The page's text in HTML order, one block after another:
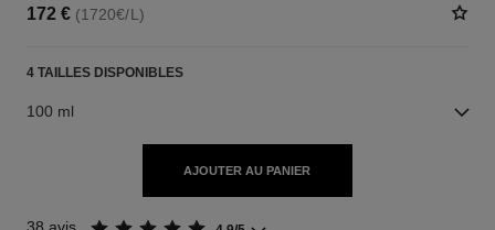
172 € (1720€/L)
4 TAILLES DISPONIBLES
100 ml
AJOUTER AU PANIER